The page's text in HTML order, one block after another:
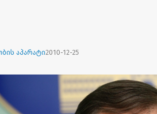
აპარატი2010-12-25